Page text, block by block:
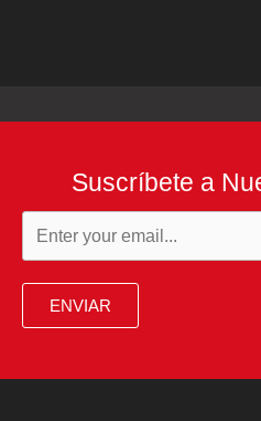
Suscríbete a
ENVIAR